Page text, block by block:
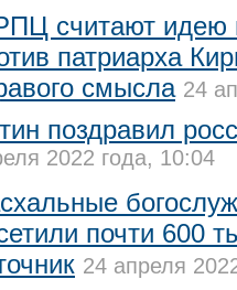
считают идею
патриарха
смысла 24
поздравил
2022 года, 10:04
почти 600
24 апреля